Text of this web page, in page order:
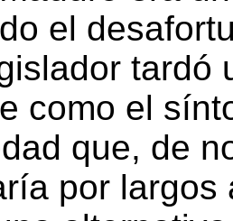
el
tardó
como el
que, de
por